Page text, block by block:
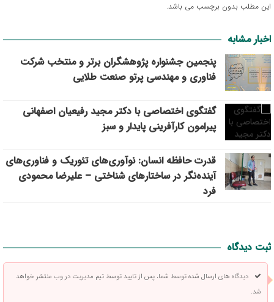
این مطلب بدون برچسب می باشد.
اخبار مشابه
پنجمین جشنواره پژوهشگران برتر و منتخب شرکت
فناوری و مهندسی پرتو صنعت طلایی
گفتگوی اختصاصی با دکتر مجید رفیعیان اصفهانی
پیرامون کارآفرینی پایدار و سبز
قدرت حافظه انسان: نوآوری‌های تئوریک و فناوری‌های
آینده‌نگر در ساختارهای شناختی – علیرضا محمودی
فرد
ثبت دیدگاه
دیدگاه های ارسال شده توسط شما، پس از تایید توسط تیم مدیریت در وب منتشر خواهد
شد.